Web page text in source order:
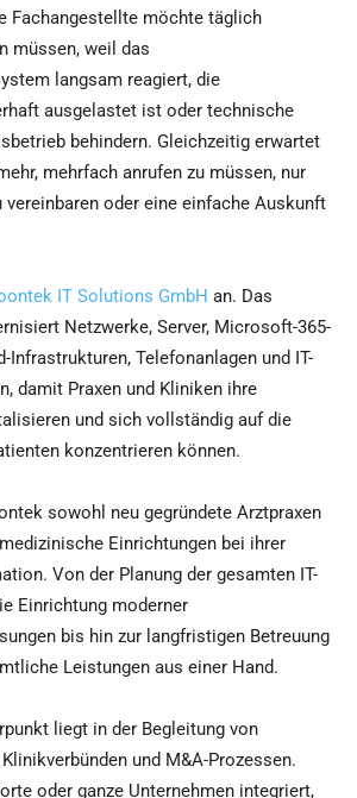
Fachangestellte möchte täglich
müssen, weil das
langsam reagiert, die
ausgelastet ist oder technische
behindern. Gleichzeitig erwartet
mehrfach anrufen zu müssen, nur
vereinbaren oder eine einfache Auskunft
IT Solutions GmbH an. Das
Netzwerke, Server, Microsoft-365-
Infrastrukturen, Telefonanlagen und IT-
damit Praxen und Kliniken ihre
und sich vollständig auf die
konzentrieren können.
sowohl neu gegründete Arztpraxen
Einrichtungen bei ihrer
Von der Planung der gesamten IT-
Einrichtung moderner
bis hin zur langfristigen Betreuung
Leistungen aus einer Hand.
liegt in der Begleitung von
und M&A-Prozessen.
oder ganze Unternehmen integriert,